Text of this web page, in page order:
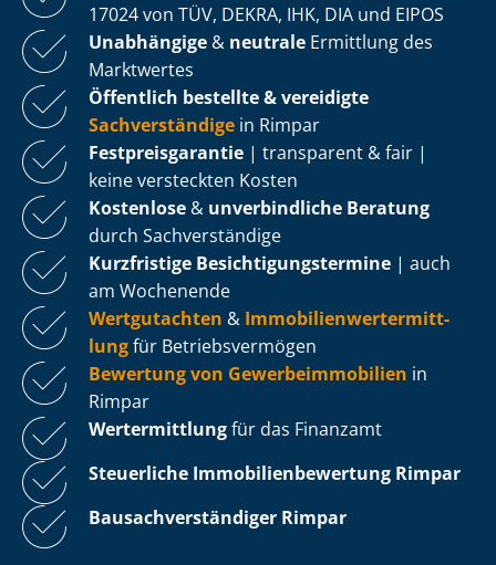
17024 von TÜV, DEKRA, IHK, DIA und EIPOS
Unabhängige & neutrale Ermittlung des
Marktwertes
Öffentlich bestellte & vereidigte
Sachverständige in Rimpar
Fest­preis­ga­ran­tie | transparent & fair |
keine versteckten Kosten
Kostenlose & unverbindliche Beratung
durch Sachverständige
Kurzfristige Be­sich­ti­gungs­ter­mi­ne | auch
am Wochenende
Wertgutachten & Im­mo­bi­li­en­wert­ermitt­
lungfür Be­triebs­ver­mö­gen
Bewertung von Ge­wer­be­im­mo­bi­li­en in
Rimpar
Wertermittlungfür das Finanzamt
Steuerliche Im­mo­bi­li­en­be­wer­tung Rimpar
Bau­sach­ver­stän­di­ger Rimpar